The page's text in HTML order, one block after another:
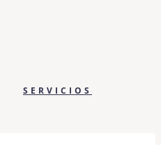
SERVICIOS